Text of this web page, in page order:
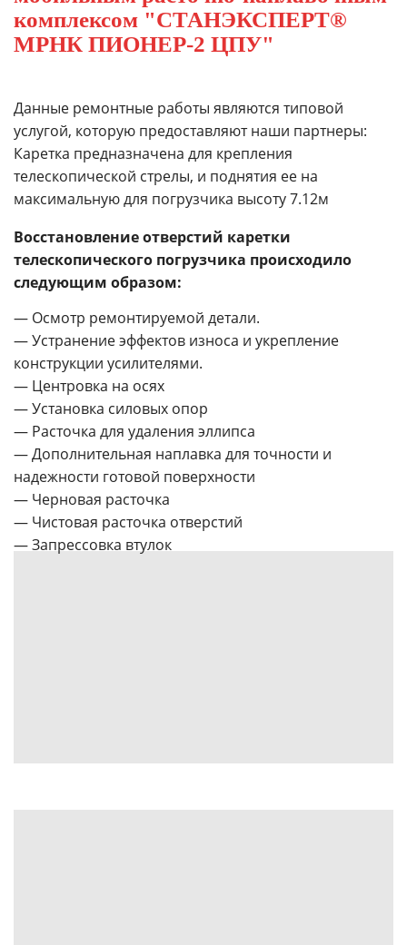
комплексом "СТАНЭКСПЕРТ®
МРНК ПИОНЕР-2 ЦПУ"
Данные ремонтные работы являются типовой
услугой, которую предоставляют наши партнеры:
Каретка предназначена для крепления
телескопической стрелы, и поднятия ее на
максимальную для погрузчика высоту 7.12м
Восстановление отверстий каретки
телескопического погрузчика происходило
следующим образом:
— Осмотр ремонтируемой детали.
— Устранение эффектов износа и укрепление
конструкции усилителями.
— Центровка на осях
— Установка силовых опор
— Расточка для удаления эллипса
— Дополнительная наплавка для точности и
надежности готовой поверхности
— Черновая расточка
— Чистовая расточка отверстий
— Запрессовка втулок